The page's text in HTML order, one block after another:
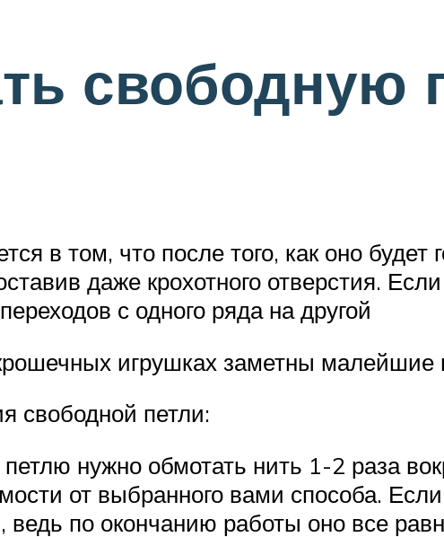
свободную
в том, что после того, как оно будет
даже крохотного отверстия.
с одного ряда на другой
игрушках заметны малейшие
свободной петли:
нужно обмотать нить 1-2 раза
от выбранного вами способа.
по окончанию работы оно все